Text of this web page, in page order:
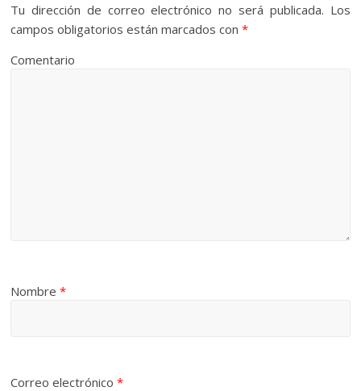
Tu dirección de correo electrónico no será publicada. Los
campos obligatorios están marcados con*
Comentario
Nombre*
Correo electrónico*